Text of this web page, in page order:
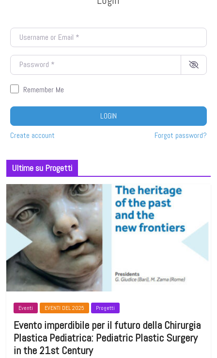
Username or Email
Password
Remember Me
LOGIN
Create account Forgot password?
Ultime su Progetti
Eventi EVENTI DEL 2025 Progetti
Evento imperdibile per il futuro della Chirurgia
Plastica Pediatrica: Pediatric Plastic Surgery
in the 21st Century